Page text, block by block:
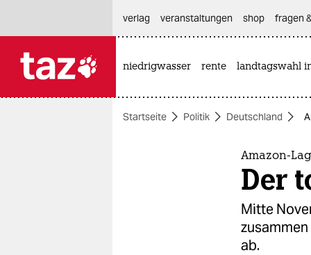
themen
verlag
veranstaltungen shop fragen
niedrigwasser rente landtagswahl
Startseite Politik Deutschland
Amazon-
Der
Mitte
ab.